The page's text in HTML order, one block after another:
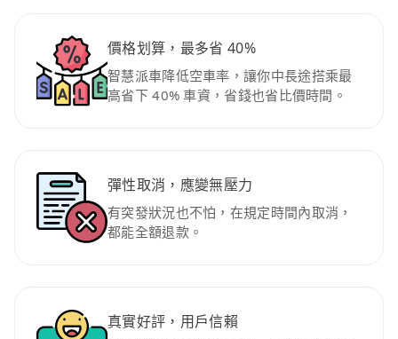
價格划算，最多省 40%
智慧派車降低空車率，讓你中長途搭乘最
高省下 40% 車資，省錢也省比價時間。
彈性取消，應變無壓力
有突發狀況也不怕，在規定時間內取消，
都能全額退款。
真實好評，用戶信賴